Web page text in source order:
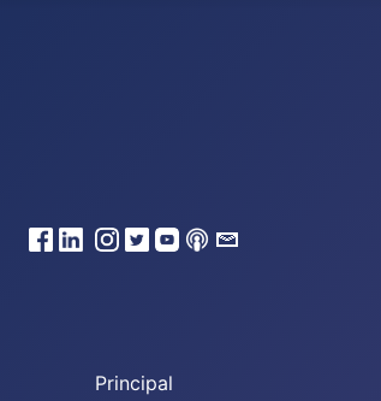
Principal